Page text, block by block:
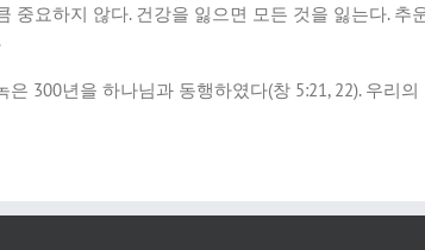
중요하지 않다. 건강을 잃으면 모든 것을 잃는다. 추
.
은 300년을 하나님과 동행하였다(창 5:21, 22). 우리의